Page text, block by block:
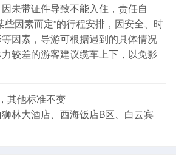
未带证件导致不能入住，责任自
些因素而定”的行程安排，因安全、时
因素，导游可根据遇到的具体情况
较差的游客建议缆车上下，以免影
其他标准不变
林大酒店、西海饭店B区、白云宾